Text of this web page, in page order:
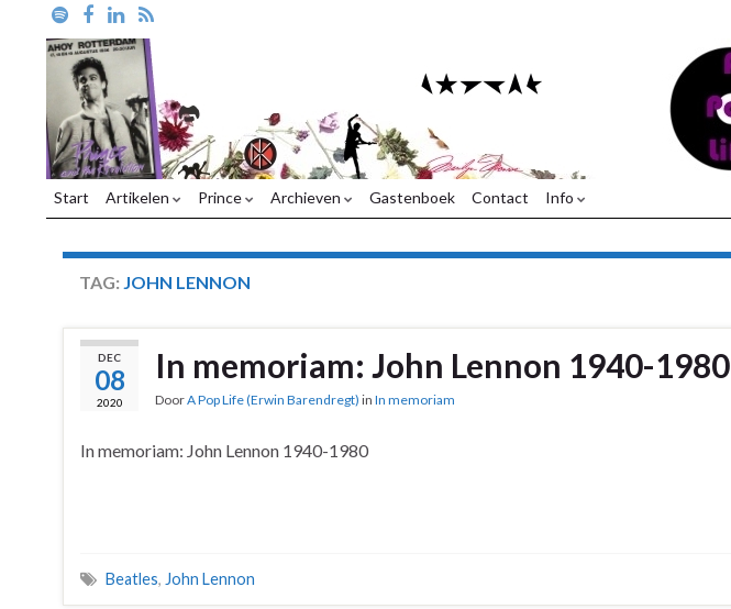
Start Artikelen Prince Archieven Gastenboek Contact Info
TAG: JOHN LENNON
DEC
08
2020
In memoriam: John Lennon 1940-1980
DoorA Pop Life (Erwin Barendregt) in In memoriam
In memoriam: John Lennon 1940-1980
Beatles, John Lennon